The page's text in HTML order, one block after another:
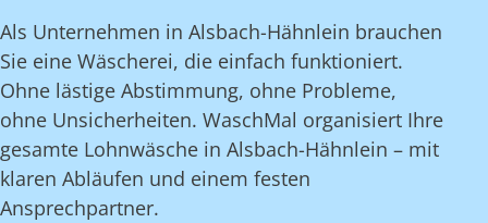
Als Unternehmen in Alsbach-Hähnlein brauchen
Sie eine Wäscherei, die einfach funktioniert.
Ohne lästige Abstimmung, ohne Probleme,
ohne Unsicherheiten. WaschMal organisiert Ihre
gesamte Lohnwäsche in Alsbach-Hähnlein – mit
klaren Abläufen und einem festen
Ansprechpartner.